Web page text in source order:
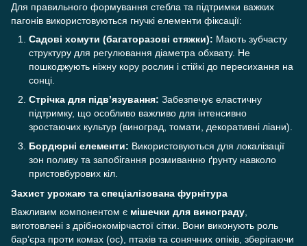
Для правильного формування стебла та підтримки важких
пагонів використовуються гнучкі елементи фіксації:
Садові хомути (багаторазові стяжки): Мають зубчасту
структуру для регулювання діаметра обхвату. Не
пошкоджують ніжну кору рослин і стійкі до пересихання на
сонці.
Стрічка для підв’язування: Забезпечує еластичну
підтримку, що особливо важливо для інтенсивно
зростаючих культур (виноград, томати, декоративні ліани).
Бордюрні елементи: Використовуються для локалізації
зон поливу та запобігання розмиванню ґрунту навколо
пристовбурових кіл.
Захист урожаю та спеціалізована фурнітура
Важливим компонентом є мішечки для винограду
виготовлені з дрібнокомірчастої сітки. Вони виконують роль
бар’єра проти комах (ос), птахів та сонячних опіків, зберігаючи